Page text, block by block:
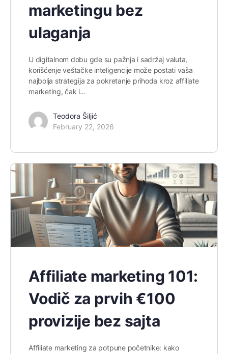
marketingu bez
ulaganja
U digitalnom dobu gde su pažnja i sadržaj valuta,
korišćenje veštačke inteligencije može postati vaša
najbolja strategija za pokretanje prihoda kroz affiliate
marketing, čak i…
Teodora Šiljić
February 22, 2026
Affiliate marketing 101:
Vodič za prvih €100
provizije bez sajta
Affiliate marketing za potpune početnike: kako